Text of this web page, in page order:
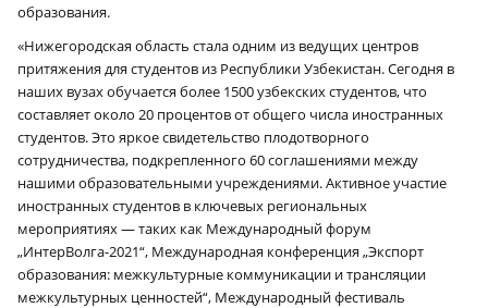
образования.
«Нижегородская область стала одним из ведущих центров
притяжения для студентов из Республики Узбекистан. Сегодня в
наших вузах обучается более 1500 узбекских студентов, что
составляет около 20 процентов от общего числа иностранных
студентов. Это яркое свидетельство плодотворного
сотрудничества, подкрепленного 60 соглашениями между
нашими образовательными учреждениями. Активное участие
иностранных студентов в ключевых региональных
мероприятиях — таких как Международный форум
„ИнтерВолга-2021“, Международная конференция „Экспорт
образования: межкультурные коммуникации и трансляции
межкультурных ценностей“, Международный фестиваль